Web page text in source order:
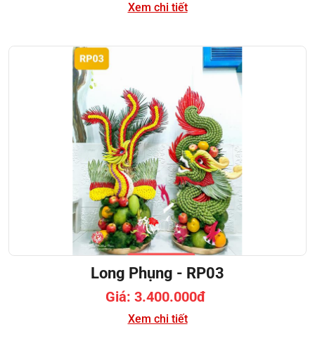
Xem chi tiết
Long Phụng - RP03
Giá: 3.400.000đ
Xem chi tiết